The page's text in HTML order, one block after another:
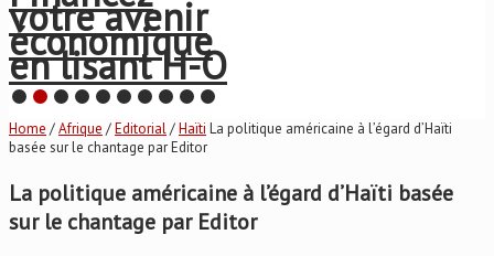
votre avenir
économique
en lisant H-O
Home /Afrique /Editorial/Haïti La politique américaine à l’égard d’Haïti
basée sur le chantage par Editor
La politique américaine à l’égard d’Haïti basée
sur le chantage par Editor